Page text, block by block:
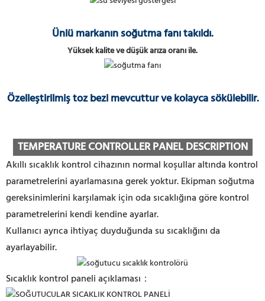
Ünlü markanın soğutma fanı takıldı.
Yüksek kalite ve düşük arıza oranı ile.
Özelleştirilmiş toz bezi mevcuttur ve kolayca sökülebilir.
TEMPERATURE CONTROLLER PANEL DESCRIPTION
Akıllı sıcaklık kontrol cihazının normal koşullar altında kontrol
parametrelerini ayarlamasına gerek yoktur. Ekipman soğutma
gereksinimlerini karşılamak için oda sıcaklığına göre kontrol
parametrelerini kendi kendine ayarlar.
Kullanıcı ayrıca ihtiyaç duyduğunda su sıcaklığını da
ayarlayabilir.
Sıcaklık kontrol paneli açıklaması：